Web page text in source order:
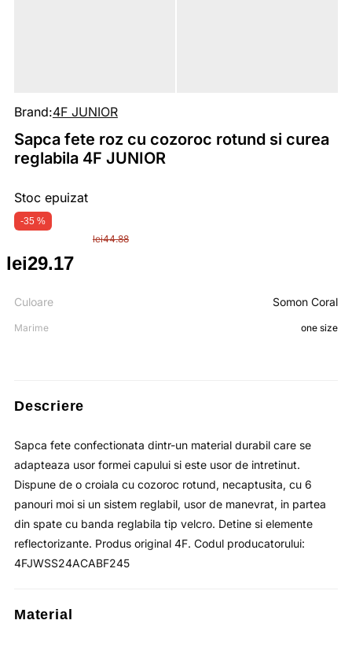
-35 %
Brand:4F JUNIOR
Sapca fete roz cu cozoroc rotund si curea
reglabila 4F JUNIOR
lei44.88
Prețul
inițial
a
lei44.88.
lei29.17
Prețul
curent
este:
Culoare Somon Coral
Marime one size
Stoc epuizat
Descriere
Sapca fete confectionata dintr-un material durabil care se
adapteaza usor formei capului si este usor de intretinut.
Dispune de o croiala cu cozoroc rotund, necaptusita, cu 6
panouri moi si un sistem reglabil, usor de manevrat, in partea
din spate cu banda reglabila tip velcro. Detine si elemente
reflectorizante. Produs original 4F. Codul producatorului:
4FJWSS24ACABF245
Material